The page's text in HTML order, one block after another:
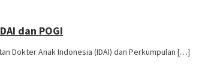
dan POGI
Dokter Anak Indonesia (IDAI) dan Perkumpulan […]